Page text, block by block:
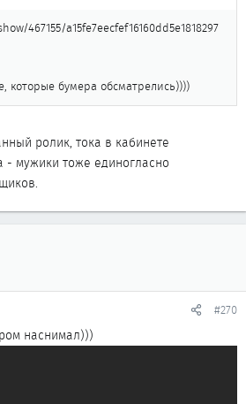
467155/a15fe7eecfef16160dd5e1818297
которые бумера обсматрелись))))
ролик, тока в кабинете
- мужики тоже единогласно
#270
наснимал)))